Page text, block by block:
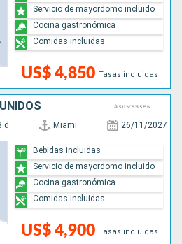
US$ 4,850 Tasas incluidas
Servicio de mayordomo incluido
Cocina gastronómica
Comidas incluidas
d Miami 26/11/2027
US$ 4,900 Tasas incluidas
Bebidas incluidas
Servicio de mayordomo incluido
Cocina gastronómica
Comidas incluidas